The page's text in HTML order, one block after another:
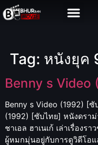
Tag: หนังยุค
Benny s
Benny s Video (1992) [ซั
(1992) [ซับไทย] หนังดรา
ชาเอล ฮาเนเก้ เล่าเรื่องร
ผู้หมกมุ่นอยู่กับการดูวิดีโอแ